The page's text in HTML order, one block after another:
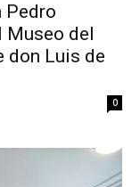
Pedro
Museo del
don Luis de
0